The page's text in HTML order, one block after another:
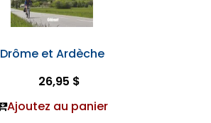
Drôme et Ardèche
26,95 $
Ajoutez au panier